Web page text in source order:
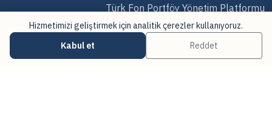
Türk Fon Portföy Yönetim Platformu
Sürüm Tarihi: 07.08.2026 23:41
Veri Kaynakları·
Hizmetimizi geliştirmek için analitik çerezler kullanıyoruz.
Kabul et
Reddet